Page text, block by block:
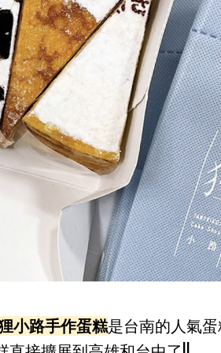
小路手作蛋糕是台南的人氣